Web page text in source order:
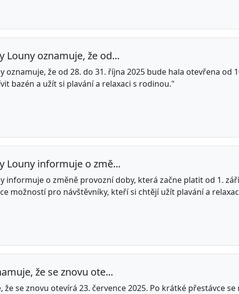
Louny oznamuje, že od...
oznamuje, že od 28. do 31. října 2025 bude hala otevřena od
bazén a užít si plavání a relaxaci s rodinou."
Louny informuje o změ...
informuje o změně provozní doby, která začne platit od 1.
možností pro návštěvníky, kteří si chtějí užít plavání a
že se znovu ote...
že se znovu otevírá 23. července 2025. Po krátké přestávce